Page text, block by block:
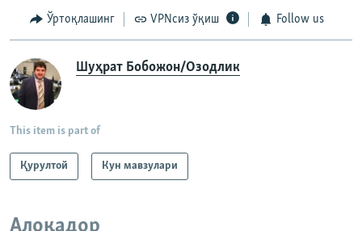
Ўртоқлашинг VPNсиз ўқиш Follow us
Шуҳрат Бобожон/Озодлик
This item is part of
Қурултой Кун мавзулари
Алоқадор